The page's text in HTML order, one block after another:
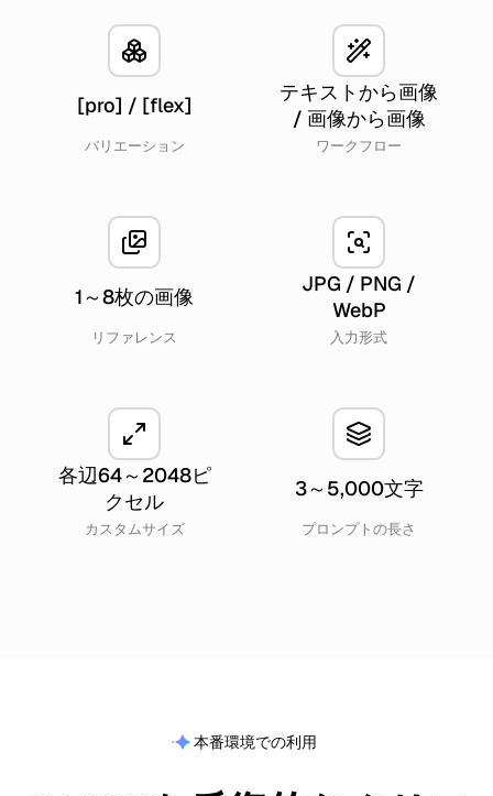
[pro] / [flex]
バリエーション
テキストから画像
/ 画像から画像
ワークフロー
1～8枚の画像
リファレンス
JPG / PNG /
WebP
入力形式
各辺64～2048ピ
クセル
カスタムサイズ
3～5,000文字
プロンプトの長さ
本番環境での利用